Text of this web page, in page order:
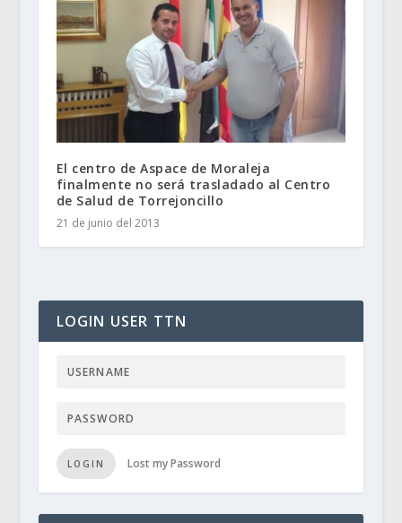
El centro de Aspace de Moraleja
finalmente no será trasladado al Centro
de Salud de Torrejoncillo
21 de junio del 2013
LOGIN USER TTN
LOGIN Lost my Password